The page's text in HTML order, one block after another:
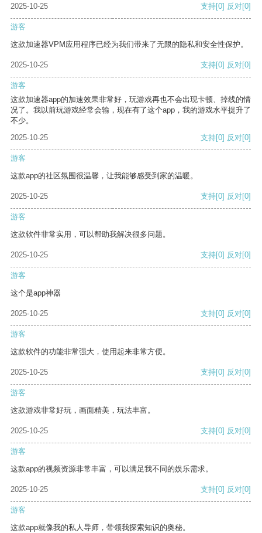
2025-10-25 支持[0] 反对[0]
游客
这款加速器VPM应用程序已经为我们带来了无限的隐私和安全性保护。
2025-10-25 支持[0] 反对[0]
游客
这款加速器app的加速效果非常好，玩游戏再也不会出现卡顿、掉线的情
况了。我以前玩游戏经常会输，现在有了这个app，我的游戏水平提升了
不少。
2025-10-25
支持[0] 反对[0]
游客
这款app的社区氛围很温馨，让我能够感受到家的温暖。
2025-10-25 支持[0] 反对[0]
游客
这款软件非常实用，可以帮助我解决很多问题。
2025-10-25 支持[0] 反对[0]
游客
这个是app神器
2025-10-25 支持[0] 反对[0]
游客
这款软件的功能非常强大，使用起来非常方便。
2025-10-25 支持[0] 反对[0]
游客
这款游戏非常好玩，画面精美，玩法丰富。
2025-10-25 支持[0] 反对[0]
游客
这款app的视频资源非常丰富，可以满足我不同的娱乐需求。
2025-10-25 支持[0] 反对[0]
游客
这款app就像我的私人导师，带领我探索知识的奥秘。